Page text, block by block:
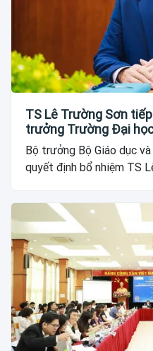
TS Lê Trường Sơn
trưởng Trường Đại
Bộ trưởng Bộ Giáo dục
quyết định bổ nhiệm TS